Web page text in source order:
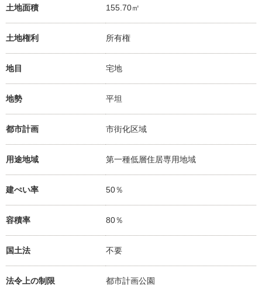
土地面積 155.70㎡
土地権利 所有権
地目 宅地
地勢 平坦
都市計画 市街化区域
用途地域 第一種低層住居専用地域
建ぺい率 50％
容積率 80％
国土法 不要
法令上の制限 都市計画公園